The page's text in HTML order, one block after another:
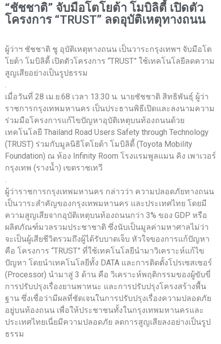
“ชัชชาติ” จับมือโตโยต้า โมบิลิตี้ เปิดตัว
โครงการ “TRUST” ลดอุบัติเหตุทางถนน
ผู้ว่าฯ ชัชชาติ ชู อุบัติเหตุทางถนน เป็นวาระกรุงเทพฯ จับมือโต
โยต้า โมบิลิตี้ เปิดตัวโครงการ “TRUST” ใช้เทคโนโลยีลดความ
สูญเสียอย่างเป็นรูปธรรม
.
เมื่อวันที่ 28 เม.ย.68 เวลา 13.30 น. นายชัชชาติ สิทธิพันธุ์ ผู้ว่า
ราชการกรุงเทพมหานคร เป็นประธานพิธีเปิดและลงนามความ
ร่วมมือโครงการแก้ไขปัญหาอุบัติเหตุบนท้องถนนด้วย
เทคโนโลยี Thailand Road Users Safety through Technology
(TRUST) ร่วมกับมูลนิธิโตโยต้า โมบิลิตี้ (Toyota Mobility
Foundation) ณ ห้อง Infinity Room โรงแรมพูลแมน คิง เพาเวอร์
กรุงเทพ (รางน้ำ) เขตราชเทวี
.
ผู้ว่าราชการกรุงเทพมหานคร กล่าวว่า ความปลอดภัยทางถนน
เป็นวาระสำคัญของกรุงเทพมหานคร และประเทศไทย โดยมี
ความสูญเสียจากอุบัติเหตุบนท้องถนนกว่า 3% ของ GDP หรือ
ผลิตภัณฑ์มวลรวมประชาชาติ ซึ่งนับเป็นมูลค่ามหาศาลไม่ว่า
จะเป็นผู้เสียชีวิตรวมถึงผู้ได้รับบาดเจ็บ หัวใจของการแก้ปัญหา
คือ โครงการ “TRUST” ที่ใช้เทคโนโลยีนำมาวิเคราะห์แก้ไข
ปัญหา โดยนำเทคโนโลยีทั้ง DATA และการติดตั้งโปรเซสเซอร์
(Processor) นำมาสู่ 3 ด้าน คือ วิเคราะห์พฤติกรรมของผู้ขับขี่
การปรับปรุงเรื่องยานพาหนะ และการปรับปรุงโครงสร้างพื้น
ฐาน ซึ่งเชื่อว่ามีผลที่ชัดเจนในการปรับปรุงเรื่องความปลอดภัย
อยู่บนท้องถนน เพื่อให้ประชาชนทั้งในกรุงเทพมหานครและ
ประเทศไทยเนี่ยมีความปลอดภัย ลดการสูญเสียลงอย่างเป็นรูป
ธรรม